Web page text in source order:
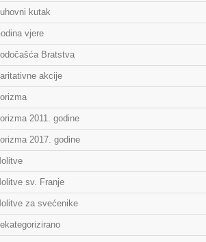
kutak
vjere
Bratstva
akcije
2011. godine
2017. godine
sv. Franje
za svećenike